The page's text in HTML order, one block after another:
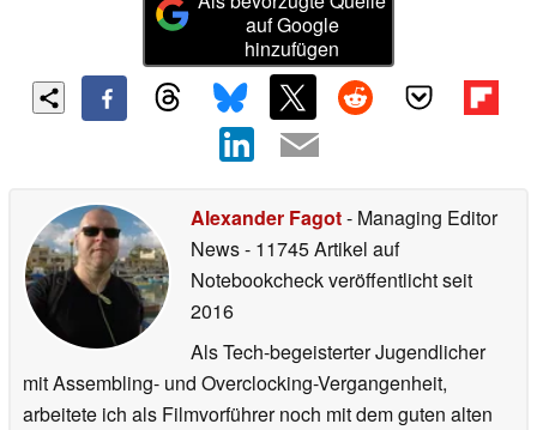
auf Google
hinzufügen
Alexander Fagot- Managing Editor
News- 11745 Artikel auf
Notebookcheck veröffentlichtseit
2016
Als Tech-begeisterter Jugendlicher
mit Assembling- und Overclocking-Vergangenheit,
arbeitete ich als Filmvorführer noch mit dem guten alten